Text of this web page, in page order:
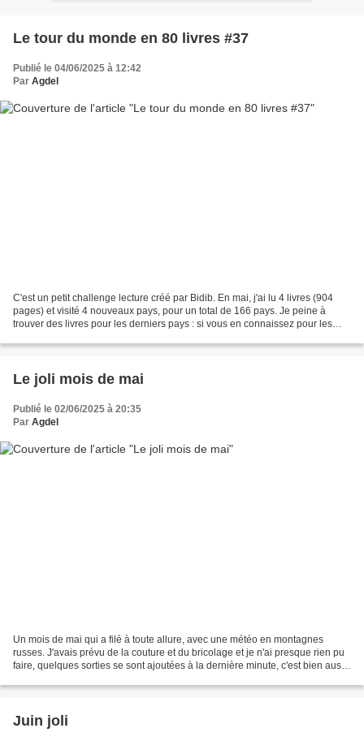
Le tour du monde en 80 livres #37
Publié le 04/06/2025 à 12:42
Par Agdel
C'est un petit challenge lecture créé par Bidib. En mai, j'ai lu 4 livres (904
pages) et visité 4 nouveaux pays, pour un total de 166 pays. Je peine à
trouver des livres pour les derniers pays : si vous en connaissez pour les
Le joli mois de mai
Publié le 02/06/2025 à 20:35
Par Agdel
Un mois de mai qui a filé à toute allure, avec une météo en montagnes
russes. J'avais prévu de la couture et du bricolage et je n'ai presque rien pu
faire, quelques sorties se sont ajoutées à la dernière minute, c'est bien aussi
Juin joli